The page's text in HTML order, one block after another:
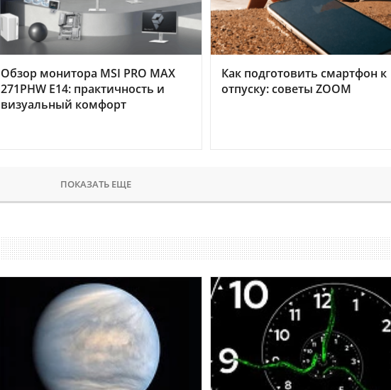
Обзор монитора MSI PRO MAX
271PHW E14: практичность и
визуальный комфорт
Как подготовить смартфон к
отпуску: советы ZOOM
ПОКАЗАТЬ ЕЩЕ